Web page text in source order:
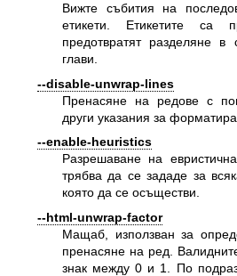
Вижте събития на
етикети. Етикетите са
предотвратят разделяне
глави.
--disable-unwrap-lines
Пренасяне на редове с
други указания за
--enable-heuristics
Разрешаване на
трябва да се зададе за
която да се осъществи.
--html-unwrap-factor
Мащаб, използван за
пренасяне на ред.
знак между 0 и 1. По